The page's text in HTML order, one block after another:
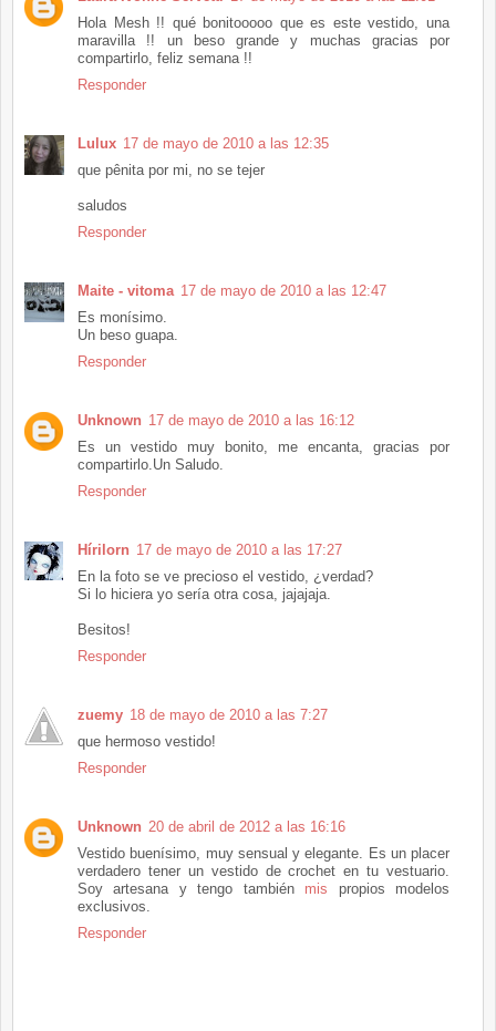
Hola Mesh !! qué bonitooooo que es este vestido, una
maravilla !! un beso grande y muchas gracias por
compartirlo, feliz semana !!
Responder
Lulux 17 de mayo de 2010 a las 12:35
que pênita por mi, no se tejer
saludos
Responder
Maite - vitoma 17 de mayo de 2010 a las 12:47
Es monísimo.
Un beso guapa.
Responder
Unknown 17 de mayo de 2010 a las 16:12
Es un vestido muy bonito, me encanta, gracias por
compartirlo.Un Saludo.
Responder
Hírilorn 17 de mayo de 2010 a las 17:27
En la foto se ve precioso el vestido, ¿verdad?
Si lo hiciera yo sería otra cosa, jajajaja.
Besitos!
Responder
zuemy 18 de mayo de 2010 a las 7:27
que hermoso vestido!
Responder
Unknown 20 de abril de 2012 a las 16:16
Vestido buenísimo, muy sensual y elegante. Es un placer
verdadero tener un vestido de crochet en tu vestuario.
Soy artesana y tengo también mis propios modelos
exclusivos.
Responder